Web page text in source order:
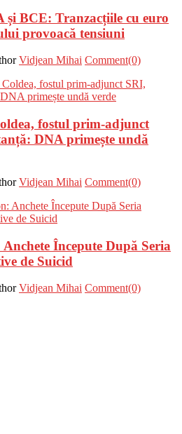
și BCE: Tranzacțiile cu euro
provoacă tensiuni
Vidjean Mihai Comment(0)
fostul prim-adjunct
DNA primește undă
Vidjean Mihai Comment(0)
Începute După Seria
de Suicid
Vidjean Mihai Comment(0)